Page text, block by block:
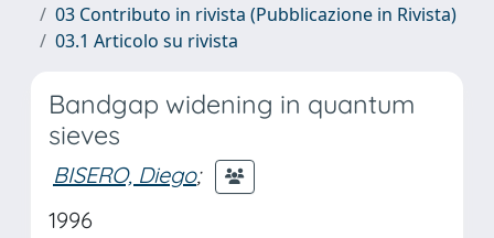
03 Contributo in rivista (Pubblicazione in Rivista)
03.1 Articolo su rivista
Bandgap widening in quantum
sieves
BISERO, Diego;
1996